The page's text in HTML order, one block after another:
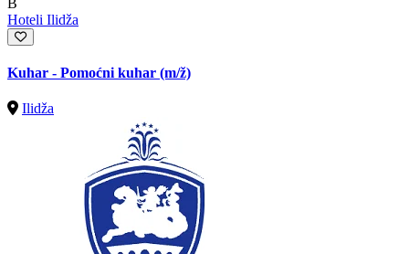
Hoteli Ilidža
Kuhar - Pomoćni kuhar (m/ž)
Ilidža